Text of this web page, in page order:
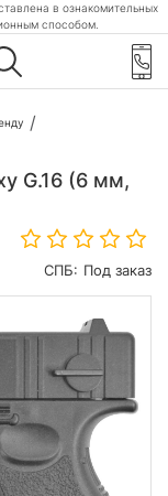
в ознакомительных
способом.
G.16 (6 мм,
СПБ: Под заказ